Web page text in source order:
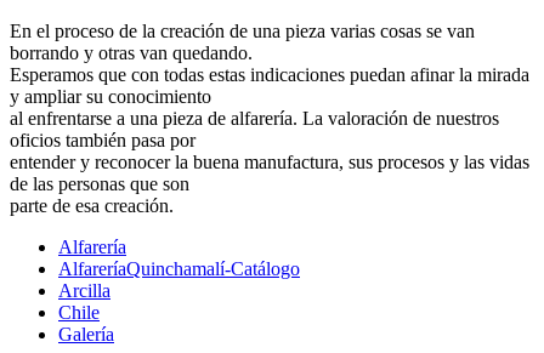
En el proceso de la creación de una pieza varias cosas se van
borrando y otras van quedando.
Esperamos que con todas estas indicaciones puedan afinar la mirada
y ampliar su conocimiento
al enfrentarse a una pieza de alfarería. La valoración de nuestros
oficios también pasa por
entender y reconocer la buena manufactura, sus procesos y las vidas
de las personas que son
parte de esa creación.
Alfarería
AlfareríaQuinchamalí-Catálogo
Arcilla
Chile
Galería